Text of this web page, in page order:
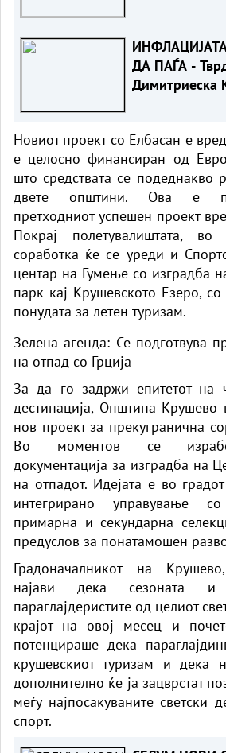
ДА ПАЃА -
Димитриеска
Новиот проект со Елбасан е
е целосно финансиран од
што средствата се подеднакво
двете општини. Ова е
претходниот успешен проект
Покрај полетувалиштата,
соработка ќе се уреди и
центар на Гумење со изградба
парк кај Крушевското Езеро,
понудата за летен туризам.
Зелена агенда: Се подготвува
на отпад со Грција
За да го задржи епитетот на
дестинација, Општина Крушево
нов проект за прекугранична
Во моментов се
документација за изградба на
на отпадот. Идејата е во
интегрирано управување
примарна и секундарна
предуслов за понатамошен
Градоначалникот на
најави дека сезоната
параглајдеристите од целиот
крајот на овој месец и
потенцираше дека
крушевскиот туризам и дека
дополнително ќе ја зацврстат
меѓу најпосакуваните светски
спорт.